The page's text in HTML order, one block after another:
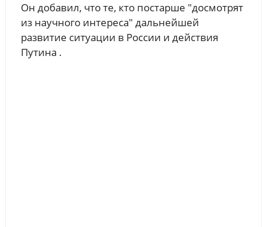
Он добавил, что те, кто постарше "досмотрят
из научного интереса" дальнейшей
развитие ситуации в России и действия
Путина .